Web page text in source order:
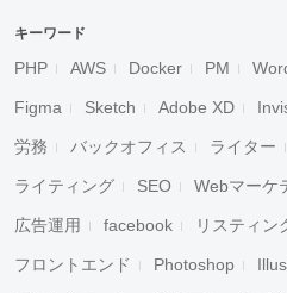
キーワード
PHP AWS Docker PM
Figma Sketch Adobe XD
労務 バックオフィス ライター
ライティング SEO Webマーケ
広告運用 facebook リスティン
フロントエンド Photoshop